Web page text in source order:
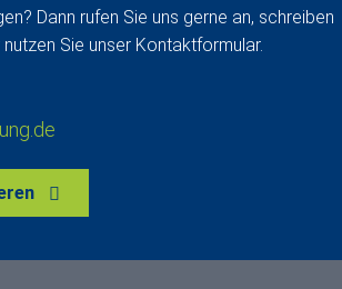
Dann rufen Sie uns gerne an, schreiben
Sie unser Kontaktformular.